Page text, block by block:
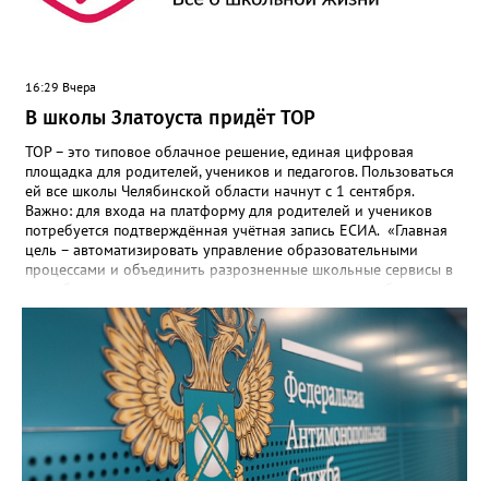
16:29 Вчера
В школы Златоуста придёт ТОР
ТОР – это типовое облачное решение, единая цифровая
площадка для родителей, учеников и педагогов. Пользоваться
ей все школы Челябинской области начнут с 1 сентября.
Важно: для входа на платформу для родителей и учеников
потребуется подтверждённая учётная запись ЕСИА. «Главная
цель – автоматизировать управление образовательными
процессами и объединить разрозненные школьные сервисы в
региональном министерстве образования. - Платформа ТОР
“Моя школа” объединит все школьные сервисы в единую
безопасную государственную экосистему. Предполагается, что
переход пройдёт максимально комфортно для пользователей».
Привычные функции - оценки, расписание, домашние задания,
связь с учителями, знакомые пользователям экосистемы
«Госуслуги Моя школа», не просто сохранятся, они будут
собраны в одном месте, подчеркнули в ведомстве. Причём в
этом случае переход на ТОР станет вообще незаметным.